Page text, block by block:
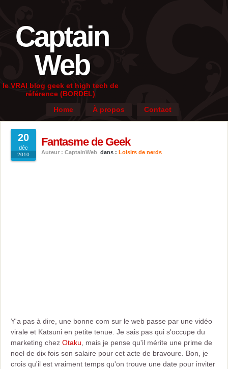
Captain
Web
le VRAI blog geek et high tech de
référence (BORDEL)
Home
À propos Contact
20
déc
2010
Fantasme de Geek
Auteur : CaptainWeb dans : Loisirs de nerds
Y'a pas à dire, une bonne com sur le web passe par une vidéo
virale et Katsuni en petite tenue. Je sais pas qui s'occupe du
marketing chez Otaku , mais je pense qu'il mérite une prime de
noel de dix fois son salaire pour cet acte de bravoure. Bon, je
crois qu'il est vraiment temps qu'on trouve une date pour inviter